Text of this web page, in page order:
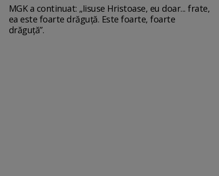
MGK a continuat: „Iisuse Hristoase, eu doar... frate,
ea este foarte drăguță. Este foarte, foarte
drăguță”.